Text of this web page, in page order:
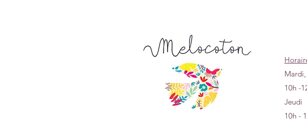
10h -
Jeudi
10h -